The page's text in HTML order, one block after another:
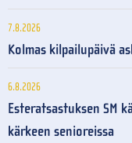
7.8.2026
Kolmas kilpailupäivä
6.8.2026
Esteratsastuksen SM
kärkeen senioreissa